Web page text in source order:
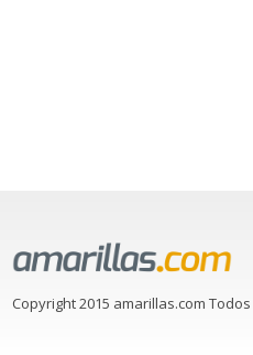
Copyright 2015 amarillas.com